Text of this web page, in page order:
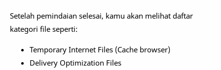
Setelah pemindaian selesai, kamu akan melihat daftar
kategori file seperti:
Temporary Internet Files (Cache browser)
Delivery Optimization Files